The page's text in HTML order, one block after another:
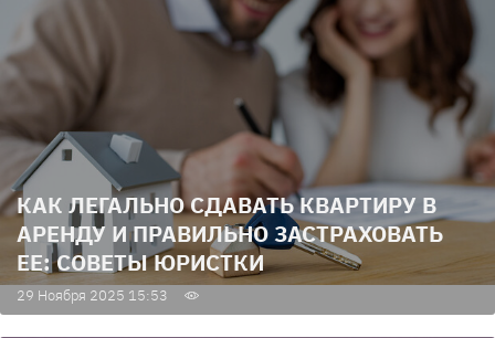
КАК ЛЕГАЛЬНО СДАВАТЬ КВАРТИРУ В
АРЕНДУ И ПРАВИЛЬНО ЗАСТРАХОВАТЬ
ЕЕ: СОВЕТЫ ЮРИСТКИ
29 Ноября 2025 15:53